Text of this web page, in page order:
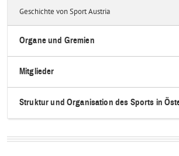
Geschichte von Sport Austria
Organe und Gremien
Mitglieder
Struktur und Organisation des Sports in